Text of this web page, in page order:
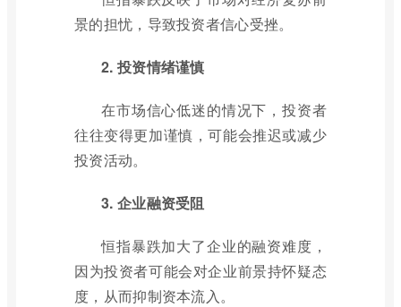
景的担忧，导致投资者信心受挫。
2. 投资情绪谨慎
在市场信心低迷的情况下，投资者
往往变得更加谨慎，可能会推迟或减少
投资活动。
3. 企业融资受阻
恒指暴跌加大了企业的融资难度，
因为投资者可能会对企业前景持怀疑态
度，从而抑制资本流入。